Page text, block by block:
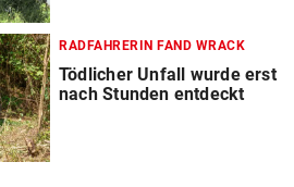
RADFAHRERIN FAND WRACK
Tödlicher Unfall wurde erst
nach Stunden entdeckt